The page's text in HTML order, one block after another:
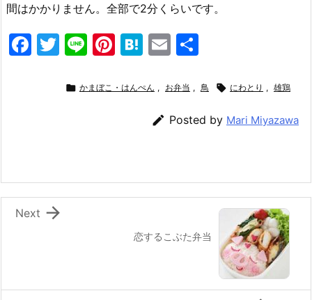
間はかかりません。全部で2分くらいです。
F
o
k
T
itt
Li
e
Pi
er
H
e
a
E
ai
l
 かまぼこ・はんぺん , お弁当 , 鳥  にわとり , 雄鶏
 Posted by Mari Miyazawa
恋するこぶた弁当

Next